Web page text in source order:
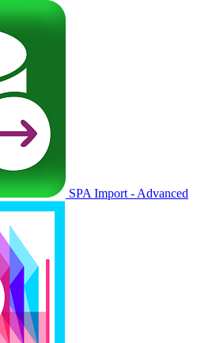
SPA Import - Advanced